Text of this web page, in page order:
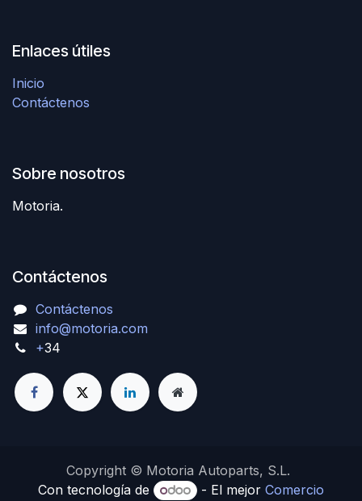
Enlaces útiles
Inicio
Contáctenos
Sobre nosotros
Motoria.
Contáctenos
Contáctenos
info@motoria.com
+34
Copyright © Motoria Autoparts, S.L.
Con tecnología de
- El mejorComercio